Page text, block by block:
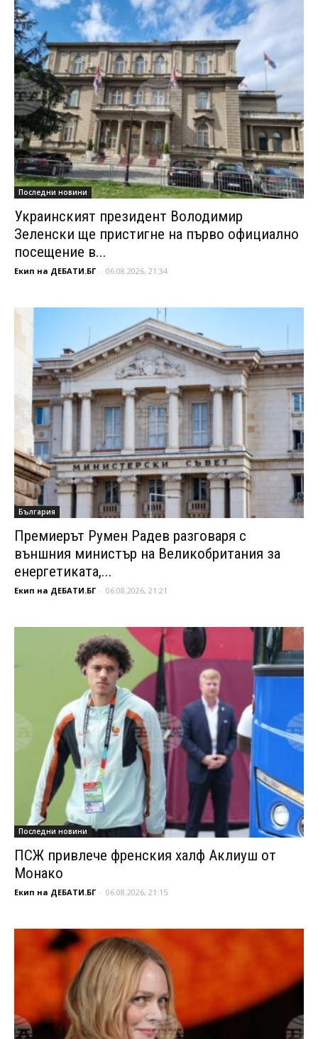
Последни новини
Украинският президент Володимир
Зеленски ще пристигне на първо официално
посещение в...
Екип на ДЕБАТИ.БГ - 06.08.2026, 21:34
България
Премиерът Румен Радев разговаря с
външния министър на Великобритания за
енергетиката,...
Екип на ДЕБАТИ.БГ - 06.08.2026, 21:21
Последни новини
ПСЖ привлече френския халф Аклиуш от
Монако
Екип на ДЕБАТИ.БГ - 06.08.2026, 21:15